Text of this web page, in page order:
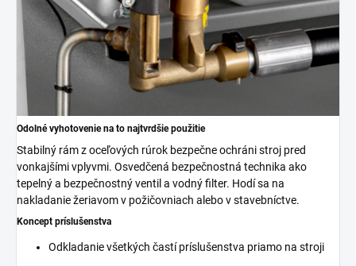
Odolné vyhotovenie na to najtvrdšie použitie
Stabilný rám z oceľových rúrok bezpečne ochráni stroj pred
vonkajšími vplyvmi. Osvedčená bezpečnostná technika ako
tepelný a bezpečnostný ventil a vodný filter. Hodí sa na
nakladanie žeriavom v požičovniach alebo v stavebníctve.
Koncept príslušenstva
Odkladanie všetkých častí príslušenstva priamo na stroji